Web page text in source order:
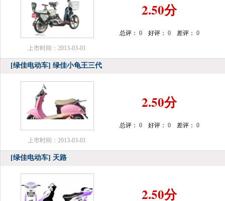
上市时间：2013-03-01
2.50分
总评： 0 好评： 0 差评： 0
[绿佳电动车] 绿佳小龟王三代
上市时间：2013-03-01
2.50分
总评： 0 好评： 0 差评： 0
[绿佳电动车] 天路
2.50分